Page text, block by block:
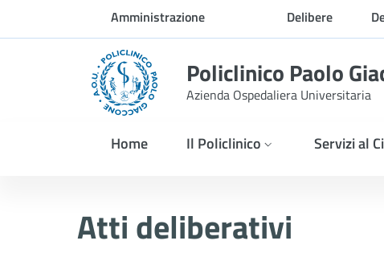
Skip to Main ContentAmministrazione
trasparente
Delibere
Policlinico Paolo
Azienda Ospedaliera Universitaria
Home Il Policlinico Servizi al
Atti deliberativi